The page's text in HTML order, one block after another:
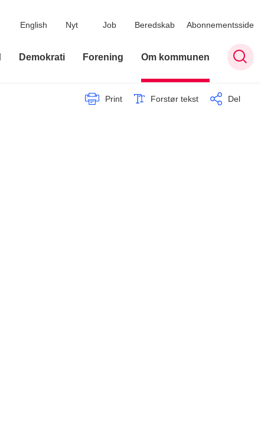
English Nyt Job Beredskab Abonnementsside
Demokrati Forening Om kommunen
Print Forstør tekst Del